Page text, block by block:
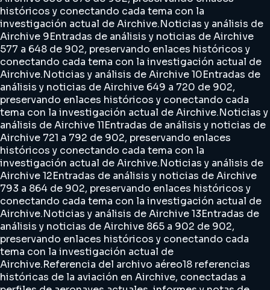
históricos y conectando cada tema con la
investigación actual de Airchive.Noticias y análisis de
Airchive 9Entradas de análisis y noticias de Airchive
577 a 648 de 902, preservando enlaces históricos y
conectando cada tema con la investigación actual de
Airchive.Noticias y análisis de Airchive 10Entradas de
análisis y noticias de Airchive 649 a 720 de 902,
preservando enlaces históricos y conectando cada
tema con la investigación actual de Airchive.Noticias y
análisis de Airchive 11Entradas de análisis y noticias de
Airchive 721 a 792 de 902, preservando enlaces
históricos y conectando cada tema con la
investigación actual de Airchive.Noticias y análisis de
Airchive 12Entradas de análisis y noticias de Airchive
793 a 864 de 902, preservando enlaces históricos y
conectando cada tema con la investigación actual de
Airchive.Noticias y análisis de Airchive 13Entradas de
análisis y noticias de Airchive 865 a 902 de 902,
preservando enlaces históricos y conectando cada
tema con la investigación actual de
Airchive.Referencia del archivo aéreo18 referencias
históricas de la aviación en Airchive, conectadas a